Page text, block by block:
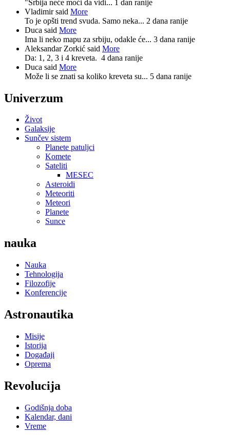
"Srbija neće moći da vidi... 1 dan ranije
Vladimir said More
To je opšti trend svuda. Samo neka... 2 dana ranije
Duca said More
Ima li neko mapu za srbiju, odakle će... 3 dana ranije
Aleksandar Zorkić said More
Da: 1, 2, 3 i 4 kreveta. 4 dana ranije
Duca said More
Može li se znati sa koliko kreveta su... 5 dana ranije
Univerzum
Život
Galaksije
Sunčev sistem
Planete patuljci
Komete
Sateliti
MESEC
Asteroidi
Meteoriti
Meteori
Planete
Sunce
nauka
Nauka
Tehnologija
Filozofije
Konferencije
Astronautika
Misije
Istorija
Događaji
Oprema
Revolucija
Godišnja doba
Kalendar, dani
Vreme